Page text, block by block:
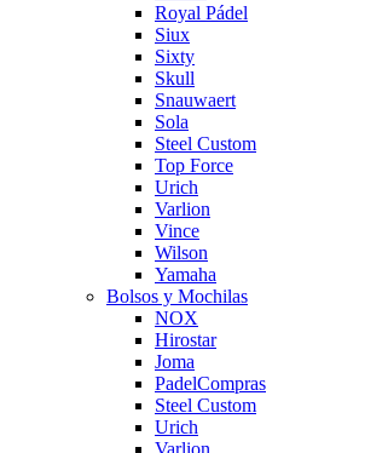
Royal Pádel
Siux
Sixty
Skull
Snauwaert
Sola
Steel Custom
Top Force
Urich
Varlion
Vince
Wilson
Yamaha
Bolsos y Mochilas
NOX
Hirostar
Joma
PadelCompras
Steel Custom
Urich
Varlion